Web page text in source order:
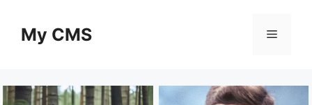
contentMy CMS Menu